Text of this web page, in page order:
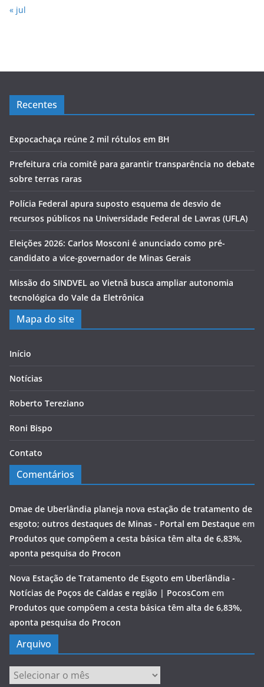
« jul
Recentes
Expocachaça reúne 2 mil rótulos em BH
Prefeitura cria comitê para garantir transparência no debate
sobre terras raras
Polícia Federal apura suposto esquema de desvio de
recursos públicos na Universidade Federal de Lavras (UFLA)
Eleições 2026: Carlos Mosconi é anunciado como pré-
candidato a vice-governador de Minas Gerais
Missão do SINDVEL ao Vietnã busca ampliar autonomia
tecnológica do Vale da Eletrônica
Mapa do site
Início
Notícias
Roberto Tereziano
Roni Bispo
Contato
Comentários
Dmae de Uberlândia planeja nova estação de tratamento de
esgoto; outros destaques de Minas - Portal em Destaque em
Produtos que compõem a cesta básica têm alta de 6,83%,
aponta pesquisa do Procon
Nova Estação de Tratamento de Esgoto em Uberlândia -
Notícias de Poços de Caldas e região | PocosCom em
Produtos que compõem a cesta básica têm alta de 6,83%,
aponta pesquisa do Procon
Arquivo
Arquivo